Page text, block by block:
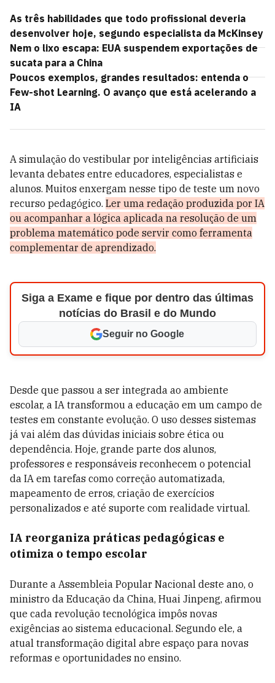
As três habilidades que todo profissional deveria
desenvolver hoje, segundo especialista da McKinsey
Nem o lixo escapa: EUA suspendem exportações de
sucata para a China
Poucos exemplos, grandes resultados: entenda o
Few-shot Learning. O avanço que está acelerando a
IA
A simulação do vestibular por inteligências artificiais
levanta debates entre educadores, especialistas e
alunos. Muitos enxergam nesse tipo de teste um novo
recurso pedagógico. Ler uma redação produzida por IA
ou acompanhar a lógica aplicada na resolução de um
problema matemático pode servir como ferramenta
complementar de aprendizado.
Siga a Exame e fique por dentro das últimas
notícias do Brasil e do Mundo
Seguir no Google
Desde que passou a ser integrada ao ambiente
escolar, a IA transformou a educação em um campo de
testes em constante evolução. O uso desses sistemas
já vai além das dúvidas iniciais sobre ética ou
dependência. Hoje, grande parte dos alunos,
professores e responsáveis reconhecem o potencial
da IA em tarefas como correção automatizada,
mapeamento de erros, criação de exercícios
personalizados e até suporte com realidade virtual.
IA reorganiza práticas pedagógicas e
otimiza o tempo escolar
Durante a Assembleia Popular Nacional deste ano, o
ministro da Educação da China, Huai Jinpeng, afirmou
que cada revolução tecnológica impôs novas
exigências ao sistema educacional. Segundo ele, a
atual transformação digital abre espaço para novas
reformas e oportunidades no ensino.